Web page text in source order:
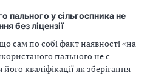
пального у сільгоспника не
без ліцензії
сам по собі факт наявності «на
пального не є
кваліфікації як зберігання